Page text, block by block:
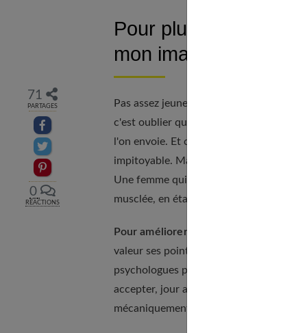
71
PARTAGES
Partager sur facebook
Partager sur Twitter
Epingler sur Pinterest
0
RÉACTIONS
Pour plus de
mon image
Pas assez jeune, pas mince, pas assez
c'est oublier que le désir ne se construit
l'on envoie. Et c'est parce que l'on
impitoyable. Mais on oublie souvent
Une femme qui se vit sexy sera perçue
musclée, en était la preuve vivante.
Pour améliorer son image de soi, il
valeur ses points forts et camoufler ses
psychologues préconisent l'installation
accepter, jour après jour, son image. En
mécaniquement, avec plus de soin.